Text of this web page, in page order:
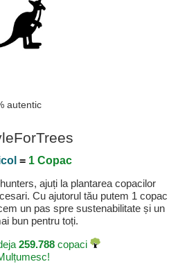
autentic
= 1 Copac
ajuți la plantarea copacilor
Cu ajutorul tău putem 1 copac
un pas spre sustenabilitate și un
bun pentru toți.
259.788copaci